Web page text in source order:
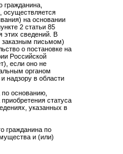
гражданина,
осуществляется
на основании
2 статьи 85
этих сведений. В
заказным письмом)
о постановке на
Российской
если оно не
органом
надзору в области
по основанию,
статуса
указанных в
гражданина по
и (или)